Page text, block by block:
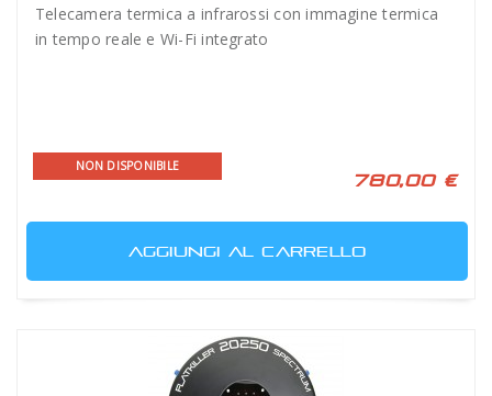
Telecamera termica a infrarossi con immagine termica
in tempo reale e Wi-Fi integrato
NON DISPONIBILE
780,00 €
AGGIUNGI AL CARRELLO